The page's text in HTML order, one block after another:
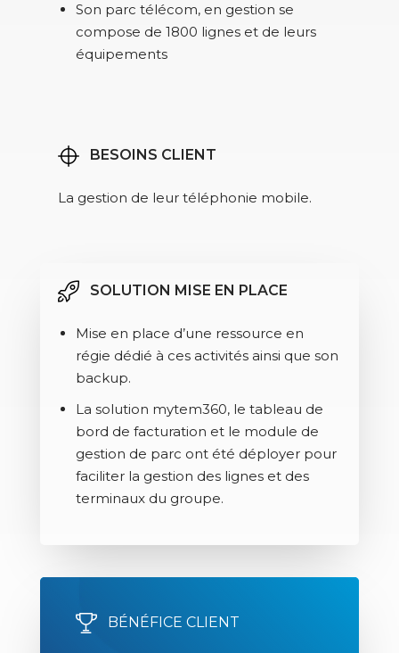
Son parc télécom, en gestion se
compose de 1800 lignes et de leurs
équipements
BESOINS CLIENT
La gestion de leur téléphonie mobile.
SOLUTION MISE EN PLACE
Mise en place d’une ressource en
régie dédié à ces activités ainsi que son
backup.
La solution mytem360, le tableau de
bord de facturation et le module de
gestion de parc ont été déployer pour
faciliter la gestion des lignes et des
terminaux du groupe.
BÉNÉFICE CLIENT